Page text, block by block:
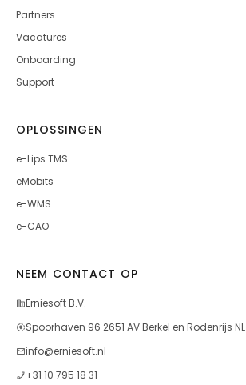
Partners
Vacatures
Onboarding
Support
OPLOSSINGEN
e-Lips TMS
eMobits
e-WMS
e-CAO
NEEM CONTACT OP
Erniesoft B.V.
Spoorhaven 96 2651 AV Berkel en Rodenrijs NL
info@erniesoft.nl
+31 10 795 18 31